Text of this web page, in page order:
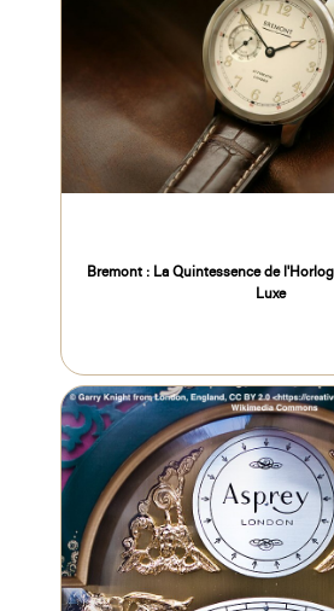
Bremont : La Quintessence de
Luxe